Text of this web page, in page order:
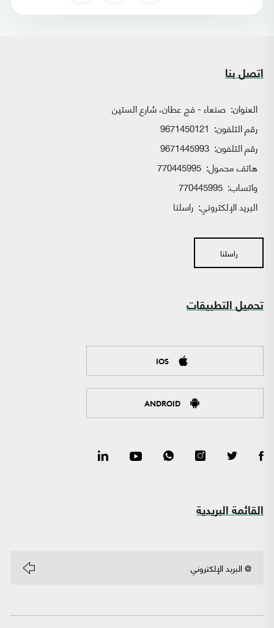
اتصل بنا
العنوان: صنعاء - فج عطان، شارع الستين
رقم التلفون: 9671450121
رقم التلفون: 9671445993
هاتف محمول: 770445995
واتساب:
البريد الإلكتروني: راسلنا
راسلنا
تحميل التطبيقات
IOS
ANDROID
القائمة البريدية